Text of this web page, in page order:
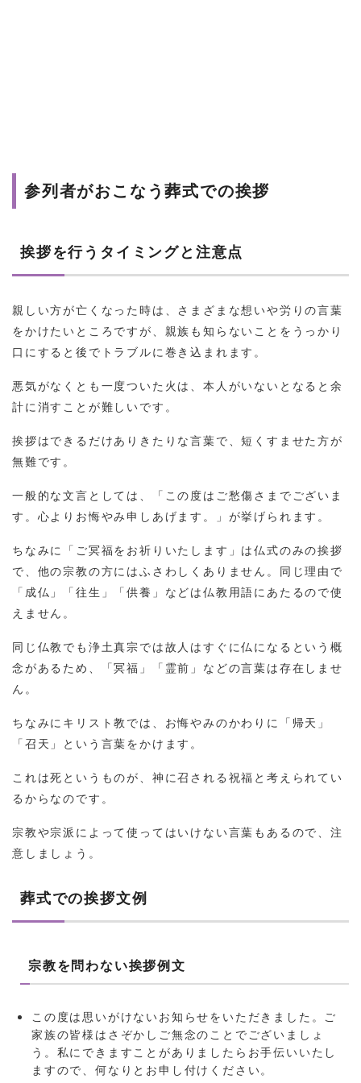
参列者がおこなう葬式での挨拶
挨拶を行うタイミングと注意点
親しい方が亡くなった時は、さまざまな想いや労りの言葉
をかけたいところですが、親族も知らないことをうっかり
口にすると後でトラブルに巻き込まれます。
悪気がなくとも一度ついた火は、本人がいないとなると余
計に消すことが難しいです。
挨拶はできるだけありきたりな言葉で、短くすませた方が
無難です。
一般的な文言としては、「この度はご愁傷さまでございま
す。心よりお悔やみ申しあげます。」が挙げられます。
ちなみに「ご冥福をお祈りいたします」は仏式のみの挨拶
で、他の宗教の方にはふさわしくありません。同じ理由で
「成仏」「往生」「供養」などは仏教用語にあたるので使
えません。
同じ仏教でも浄土真宗では故人はすぐに仏になるという概
念があるため、「冥福」「霊前」などの言葉は存在しませ
ん。
ちなみにキリスト教では、お悔やみのかわりに「帰天」
「召天」という言葉をかけます。
これは死というものが、神に召される祝福と考えられてい
るからなのです。
宗教や宗派によって使ってはいけない言葉もあるので、注
意しましょう。
葬式での挨拶文例
宗教を問わない挨拶例文
この度は思いがけないお知らせをいただきました。ご
家族の皆様はさぞかしご無念のことでございましょ
う。私にできますことがありましたらお手伝いいたし
ますので、何なりとお申し付けください。